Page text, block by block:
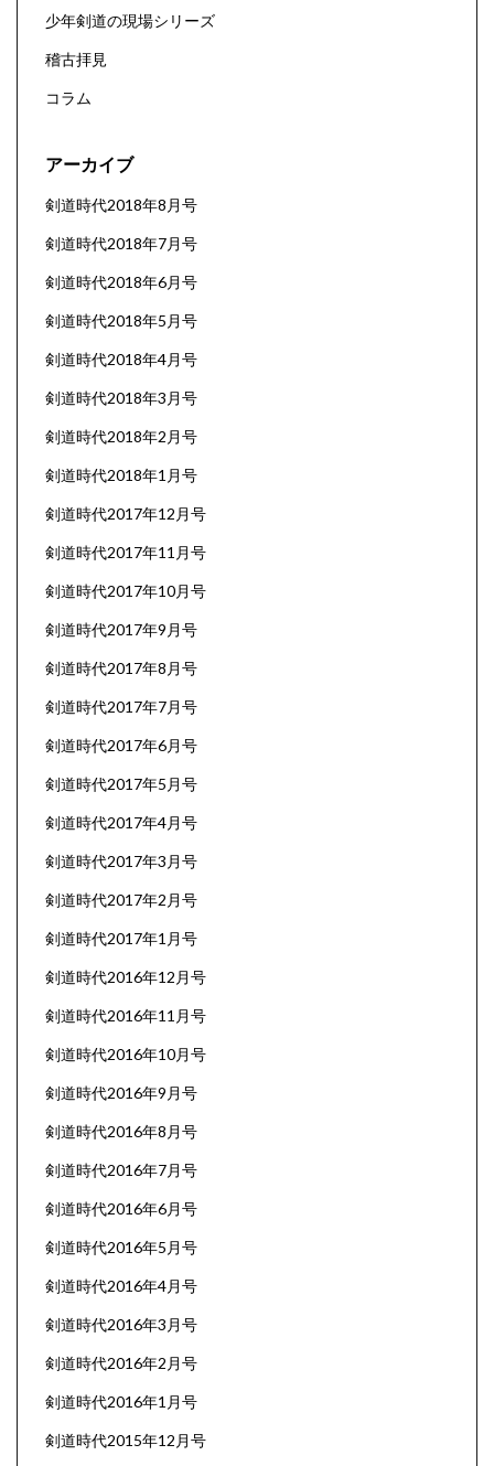
少年剣道の現場シリーズ
稽古拝見
コラム
アーカイブ
剣道時代2018年8月号
剣道時代2018年7月号
剣道時代2018年6月号
剣道時代2018年5月号
剣道時代2018年4月号
剣道時代2018年3月号
剣道時代2018年2月号
剣道時代2018年1月号
剣道時代2017年12月号
剣道時代2017年11月号
剣道時代2017年10月号
剣道時代2017年9月号
剣道時代2017年8月号
剣道時代2017年7月号
剣道時代2017年6月号
剣道時代2017年5月号
剣道時代2017年4月号
剣道時代2017年3月号
剣道時代2017年2月号
剣道時代2017年1月号
剣道時代2016年12月号
剣道時代2016年11月号
剣道時代2016年10月号
剣道時代2016年9月号
剣道時代2016年8月号
剣道時代2016年7月号
剣道時代2016年6月号
剣道時代2016年5月号
剣道時代2016年4月号
剣道時代2016年3月号
剣道時代2016年2月号
剣道時代2016年1月号
剣道時代2015年12月号